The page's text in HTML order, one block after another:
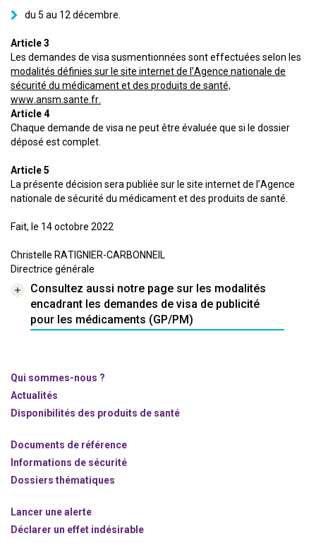
du 5 au 12 décembre.
Article 3
Les demandes de visa susmentionnées sont effectuées selon les
modalités définies sur le site internet de l’Agence nationale de
sécurité du médicament et des produits de santé,
www.ansm.sante.fr.
Article 4
Chaque demande de visa ne peut être évaluée que si le dossier
déposé est complet.
Article 5
La présente décision sera publiée sur le site internet de l’Agence
nationale de sécurité du médicament et des produits de santé.
Fait, le 14 octobre 2022
Christelle RATIGNIER-CARBONNEIL
Directrice générale
Consultez aussi notre page sur les modalités
encadrant les demandes de visa de publicité
pour les médicaments (GP/PM)
Qui sommes-nous ?
Actualités
Disponibilités des produits de santé
Documents de référence
Informations de sécurité
Dossiers thématiques
Lancer une alerte
Déclarer un effet indésirable